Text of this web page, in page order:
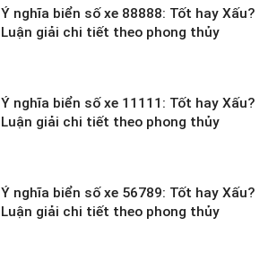
Ý nghĩa biển số xe 88888: Tốt hay Xấu?
Luận giải chi tiết theo phong thủy
Ý nghĩa biển số xe 11111: Tốt hay Xấu?
Luận giải chi tiết theo phong thủy
Ý nghĩa biển số xe 56789: Tốt hay Xấu?
Luận giải chi tiết theo phong thủy